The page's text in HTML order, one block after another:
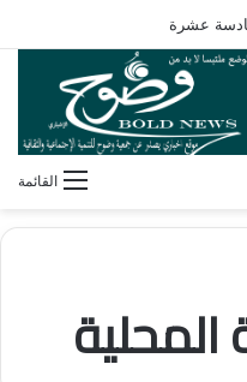
عشرة
القائمة
المحلية